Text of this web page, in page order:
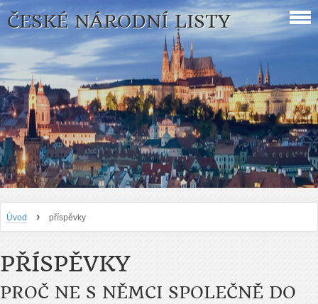
ČESKÉ NÁRODNÍ LISTY
Úvod › příspěvky
PŘÍSPĚVKY
PROČ NE S NĚMCI SPOLEČNĚ DO